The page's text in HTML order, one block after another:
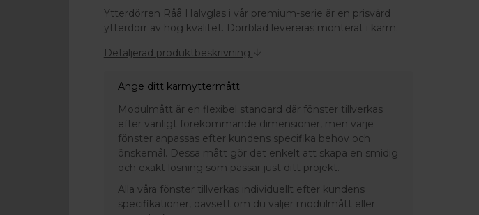
Ytterdörren Råå Halvglas i vår premium-serie är en prisvärd
ytterdörr av hög kvalitet. Dörrblad levereras monterat i karm.
Detaljerad produktbeskrivning
Ange ditt karmyttermått
Modulmått är en flexibel standard där fönster tillverkas
efter vanligt förekommande dimensioner, men varje
fönster anpassas efter kundens specifika behov och
önskemål. Dessa mått gör det enkelt att skapa en smidig
och exakt lösning som passar just ditt projekt.
Alla våra fönster tillverkas individuellt efter kundens
specifikationer, oavsett om du väljer modulmått eller